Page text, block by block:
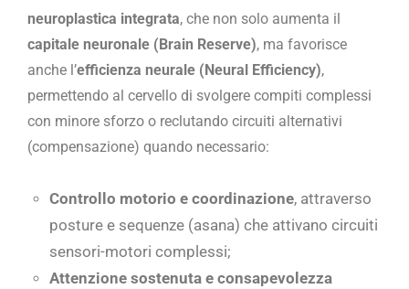
neuroplastica integrata, che non solo aumenta il
capitale neuronale (Brain Reserve), ma favorisce
anche l’efficienza neurale (Neural Efficiency),
permettendo al cervello di svolgere compiti complessi
con minore sforzo o reclutando circuiti alternativi
(compensazione) quando necessario:
Controllo motorio e coordinazione, attraverso
posture e sequenze (asana) che attivano circuiti
sensori-motori complessi;
Attenzione sostenuta e consapevolezza